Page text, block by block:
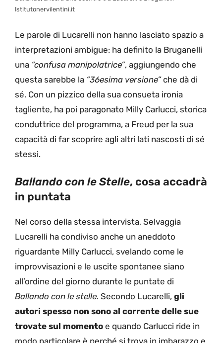
Istitutonervilentini.it
Le parole di Lucarelli non hanno lasciato spazio a
interpretazioni ambigue: ha definito la Bruganelli
una “confusa manipolatrice”, aggiungendo che
questa sarebbe la “36esima versione”che dà di
sé. Con un pizzico della sua consueta ironia
tagliente, ha poi paragonato Milly Carlucci, storica
conduttrice del programma, a Freud per la sua
capacità di far scoprire agli altri lati nascosti di sé
stessi.
Ballando con le Stelle, cosa accadrà
in puntata
Nel corso della stessa intervista, Selvaggia
Lucarelli ha condiviso anche un aneddoto
riguardante Milly Carlucci, svelando come le
improvvisazioni e le uscite spontanee siano
all’ordine del giorno durante le puntate di
Ballando con le stelle. Secondo Lucarelli, gli
autori spesso non sono al corrente delle sue
trovate sul momento e quando Carlucci ride in
modo particolare è perché si trova in imbarazzo e